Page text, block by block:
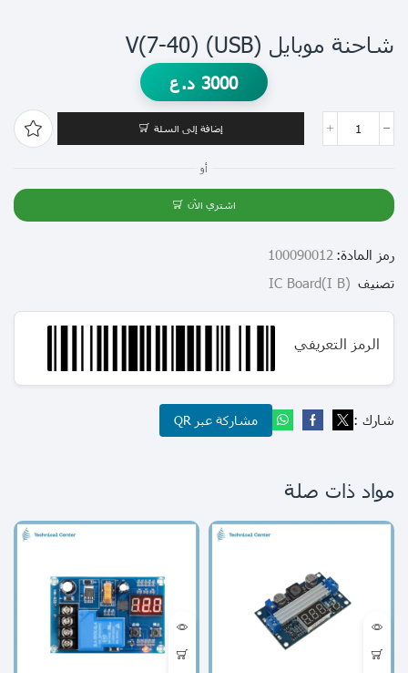
شاحنة موبايل (USB) V(7-40)
3000 د.ع
إضافة إلى السلة
أو
اشتري الآن
رمز المادة: 100090012
تصنيف (I B)IC Board
الرمز التعريفي
شارك : مشاركة عبر QR
مواد ذات صلة